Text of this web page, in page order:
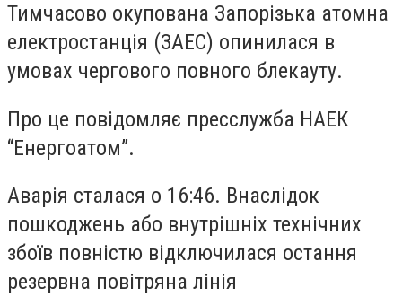
Тимчасово окупована Запорізька атомна
електростанція (ЗАЕС) опинилася в
умовах чергового повного блекауту.
Про це повідомляє пресслужба НАЕК
“Енергоатом”.
Аварія сталася о 16:46. Внаслідок
пошкоджень або внутрішніх технічних
збоїв повністю відключилася остання
резервна повітряна лінія